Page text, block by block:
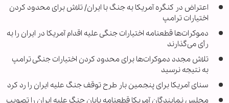
اعتراض در کنگره آمریکا به جنگ با ایران/ تلاش برای محدود کردن
اختیارات ترامپ
دموکرات‌ها قطعنامه اختیارات جنگی علیه اقدام آمریکا در ایران را به
رأی می‌گذارند
تلاش مجدد دموکرات‌ها برای محدود کردن اختیارات جنگی ترامپ
به نتیجه نرسید
سنای آمریکا برای پنجمین بار طرح توقف جنگ علیه ایران را رد کرد
مجلس نمایندگان آمریکا قطعنامه پایان جنگ علیه ایران را تصویب